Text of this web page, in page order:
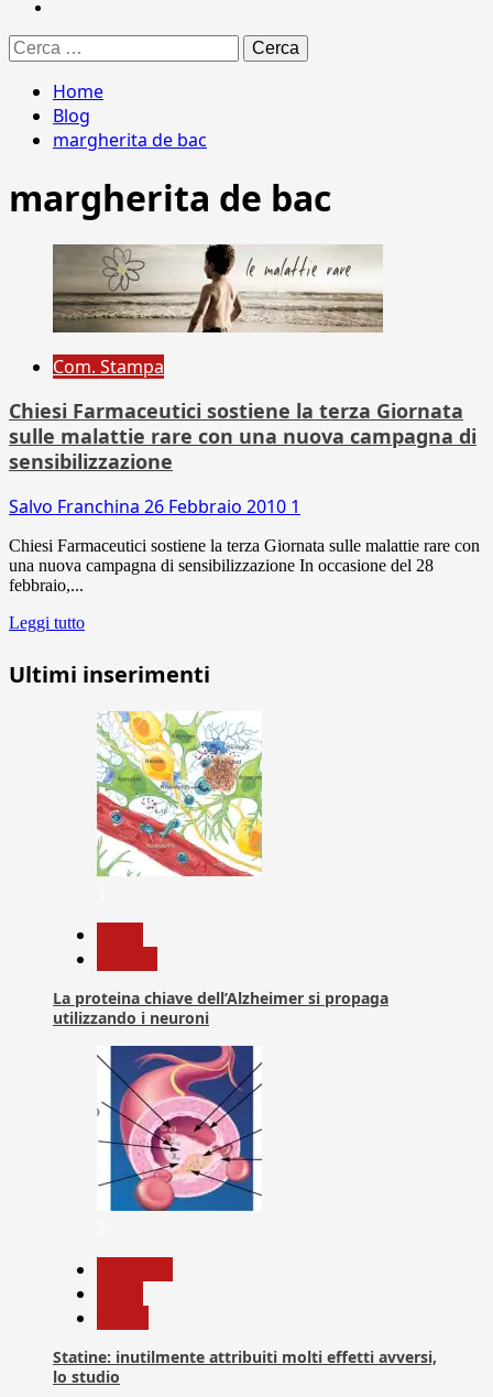
Ricerca
per:
Home
Blog
margherita de bac
margherita de bac
Com. Stampa
Chiesi Farmaceutici sostiene la terza Giornata
sulle malattie rare con una nuova campagna di
sensibilizzazione
Salvo Franchina 26 Febbraio 2010 1
Chiesi Farmaceutici sostiene la terza Giornata sulle malattie rare con
una nuova campagna di sensibilizzazione In occasione del 28
febbraio,...
Leggi tutto
Ultimi inserimenti
La proteina chiave dell’Alzheimer si propaga
utilizzando i neuroni
Statine: inutilmente attribuiti molti effetti avversi,
lo studio